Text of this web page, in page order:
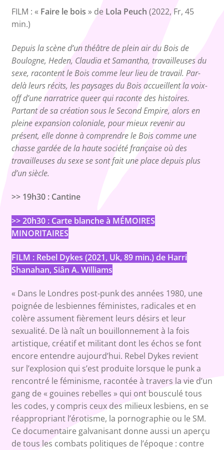
FILM : « Faire le bois » de Lola Peuch (2022, Fr, 45
min.)
Depuis la scène d’un théâtre de plein air du Bois de
Boulogne, Heden, Claudia et Samantha, travailleuses du
sexe, racontent le Bois comme leur lieu de travail. Par-
delà leurs récits, les paysages du Bois accueillent la voix-
off d’une narratrice queer qui raconte des histoires.
Partant de sa création sous le Second Empire, alors en
pleine expansion coloniale, pour mieux revenir au
présent, elle donne à comprendre le Bois comme une
chasse gardée de la haute société française où des
travailleuses du sexe se sont fait une place depuis plus
d’un siècle.
>> 19h30 : Cantine
>> 20h30 : Carte blanche à MÉMOIRES
MINORITAIRES
FILM : Rebel Dykes (2021, Uk, 89 min.) de Harri
Shanahan, Siân A. Williams
« Dans le Londres post-punk des années 1980, une
poignée de lesbiennes féministes, radicales et en
colère assument fièrement leurs désirs et leur
sexualité. De là naît un bouillonnement à la fois
artistique, créatif et militant dont les échos se font
encore entendre aujourd’hui. Rebel Dykes revient
sur l’explosion qui s’est produite lorsque le punk a
rencontré le féminisme, racontée à travers la vie d’un
gang de « gouines rebelles » qui ont bousculé tous
les codes, y compris ceux des milieux lesbiens, en se
réappropriant l’érotisme, la pornographie ou le SM.
Ce documentaire galvanisant donne aussi un aperçu
de tous les combats politiques de l’époque : contre